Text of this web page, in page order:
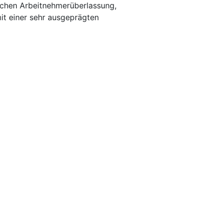
Arbeitnehmerüberlassung,
einer sehr ausgeprägten